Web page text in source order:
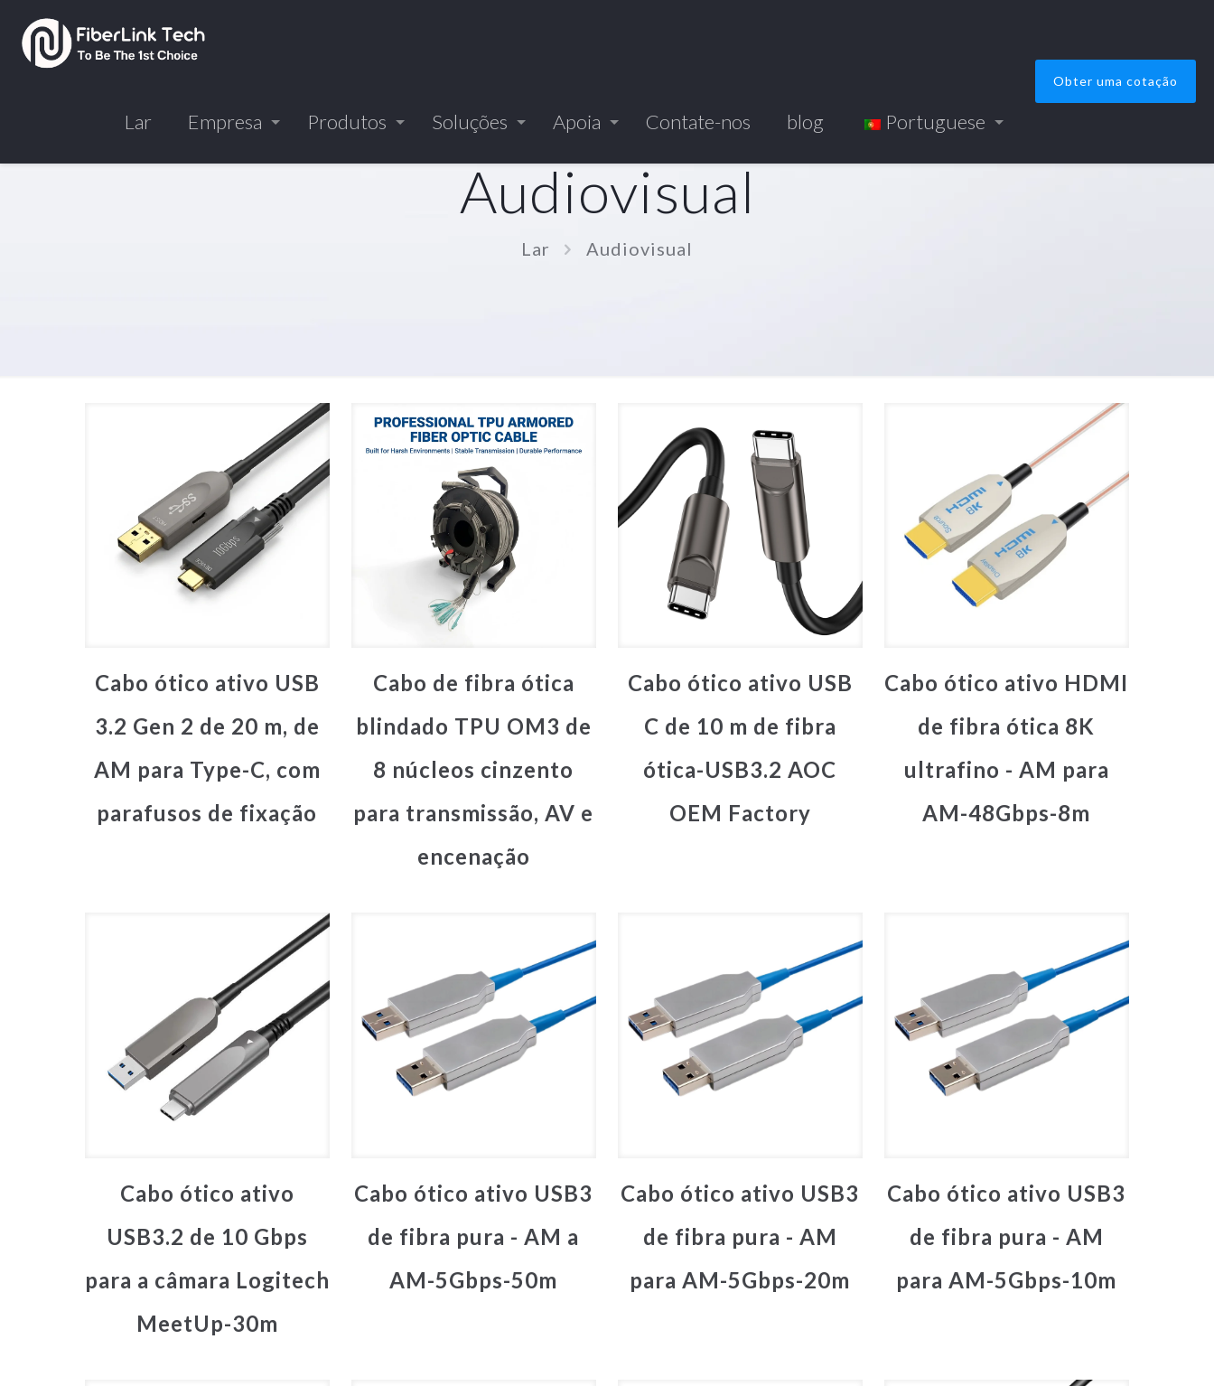
Lar Empresa Produtos Soluções Apoia Contate-nos blog Portuguese
Obter uma cotação
Audiovisual
Lar Audiovisual
Cabo ótico ativo USB
3.2 Gen 2 de 20 m, de
AM para Type-C, com
parafusos de fixação
Cabo de fibra ótica
blindado TPU OM3 de
8 núcleos cinzento
para transmissão, AV e
encenação
Cabo ótico ativo USB
C de 10 m de fibra
ótica-USB3.2 AOC
OEM Factory
Cabo ótico ativo HDMI
de fibra ótica 8K
ultrafino - AM para
AM-48Gbps-8m
Cabo ótico ativo
USB3.2 de 10 Gbps
para a câmara Logitech
MeetUp-30m
Cabo ótico ativo USB3
de fibra pura - AM a
AM-5Gbps-50m
Cabo ótico ativo USB3
de fibra pura - AM
para AM-5Gbps-20m
Cabo ótico ativo USB3
de fibra pura - AM
para AM-5Gbps-10m